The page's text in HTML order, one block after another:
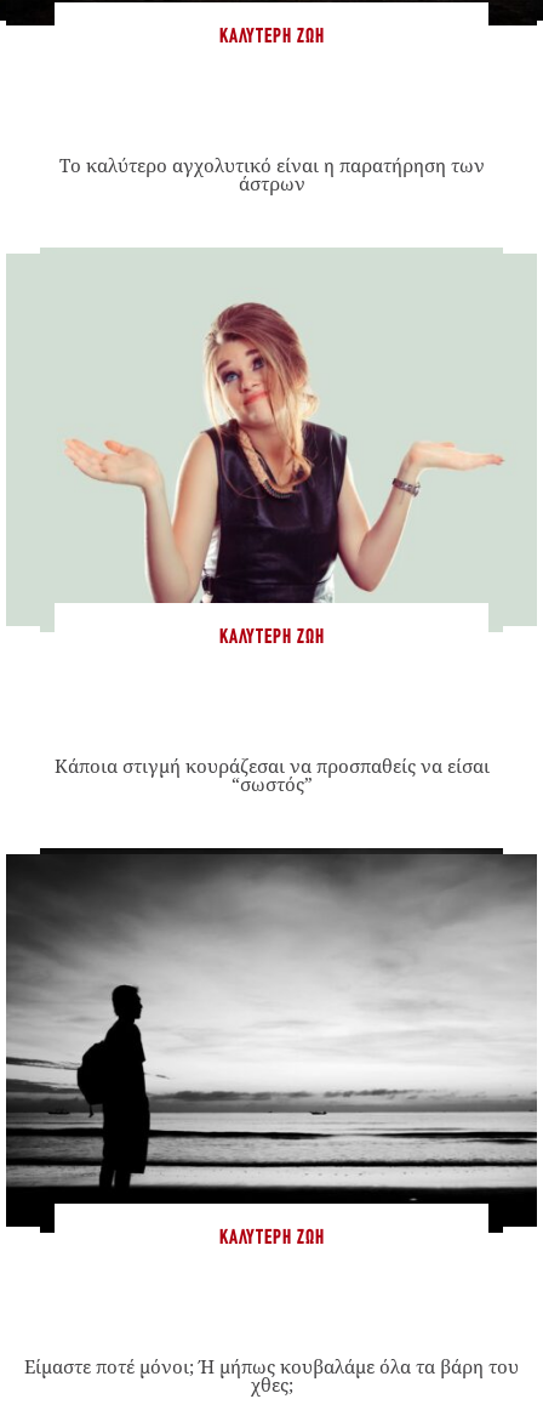
ΚΑΛΎΤΕΡΗ ΖΩΉ
Το καλύτερο αγχολυτικό είναι η παρατήρηση των
άστρων
ΚΑΛΎΤΕΡΗ ΖΩΉ
Κάποια στιγμή κουράζεσαι να προσπαθείς να είσαι
“σωστός”
ΚΑΛΎΤΕΡΗ ΖΩΉ
Είμαστε ποτέ μόνοι; Ή μήπως κουβαλάμε όλα τα βάρη του
χθες;